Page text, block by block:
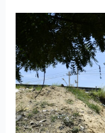
Exigen
celeridad
en
obras
para
reapertura
del